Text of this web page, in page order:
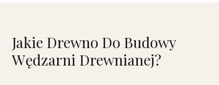
Jakie Drewno Do Budowy
Wędzarni Drewnianej?